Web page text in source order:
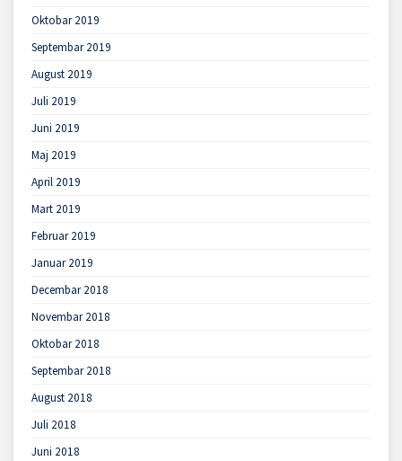
Oktobar 2019
Septembar 2019
August 2019
Juli 2019
Juni 2019
Maj 2019
April 2019
Mart 2019
Februar 2019
Januar 2019
Decembar 2018
Novembar 2018
Oktobar 2018
Septembar 2018
August 2018
Juli 2018
Juni 2018